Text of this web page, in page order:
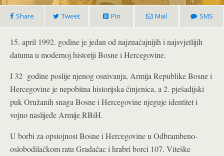
Share Tweet Pin Mail SMS
15. april 1992. godine je jedan od najznačajnijih i najsvjetlijih
datuma u modernoj historiji Bosne i Hercegovine.
I 32 godine poslije njenog osnivanja, Armija Republike Bosne i
Hercegovine je nepobitna historijska činjenica, a 2. pješadijski
puk Oružanih snaga Bosne i Hercegovine njeguje identitet i
vojno naslijeđe Armije RBiH.
U borbi za opstojnost Bosne i Hercegovine u Odbrambeno-
oslobodilačkom ratu Gradačac i hrabri borci 107. Viteške